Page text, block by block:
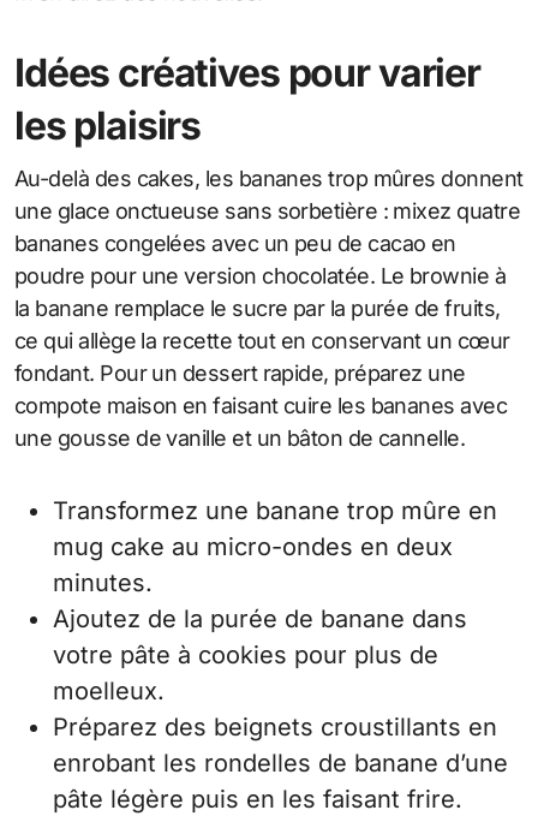
Idées créatives pour varier
les plaisirs
Au-delà des cakes, les bananes trop mûres donnent
une glace onctueuse sans sorbetière : mixez quatre
bananes congelées avec un peu de cacao en
poudre pour une version chocolatée. Le brownie à
la banane remplace le sucre par la purée de fruits,
ce qui allège la recette tout en conservant un cœur
fondant. Pour un dessert rapide, préparez une
compote maison en faisant cuire les bananes avec
une gousse de vanille et un bâton de cannelle.
Transformez une banane trop mûre en
mug cake au micro-ondes en deux
minutes.
Ajoutez de la purée de banane dans
votre pâte à cookies pour plus de
moelleux.
Préparez des beignets croustillants en
enrobant les rondelles de banane d’une
pâte légère puis en les faisant frire.